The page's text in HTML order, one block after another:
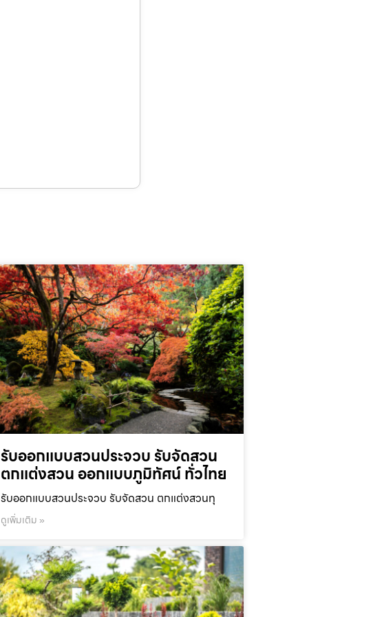
รับออกแบบสวนประจวบ รับจัดสวน
ตกแต่งสวน ออกแบบภูมิทัศน์ ทั่วไทย
รับออกแบบสวนประจวบ รับจัดสวน ตกแต่งสวนทุ
ดูเพิ่มเติม »